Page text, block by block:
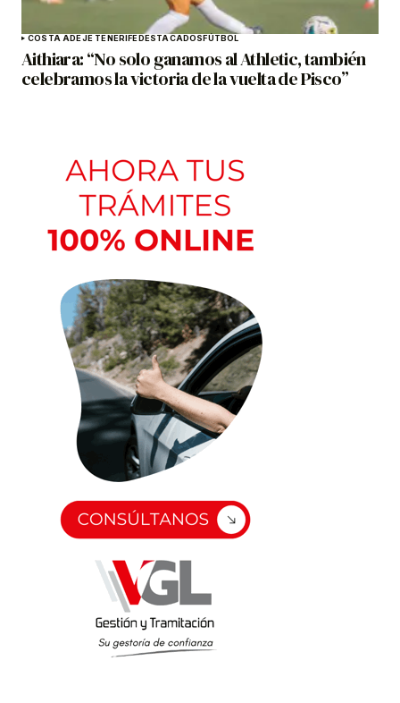
COSTA ADEJE TENERIFEDESTACADOSFÚTBOL
Aithiara: “No solo ganamos al Athletic, también
celebramos la victoria de la vuelta de Pisco”